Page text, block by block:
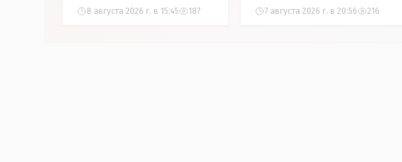
8 августа 2026 г. в 15:45 187 7 августа 2026 г. в 20:56 216